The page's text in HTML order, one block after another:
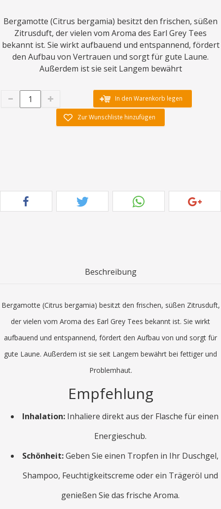
Bergamotte (Citrus bergamia) besitzt den frischen, süßen
Zitrusduft, der vielen vom Aroma des Earl Grey Tees
bekannt ist. Sie wirkt aufbauend und entspannend, fördert
den Aufbau von Vertrauen und sorgt für gute Laune.
Außerdem ist sie seit Langem bewährt
In den Warenkorb legen
Zur Wunschliste hinzufügen
Beschreibung
Bergamotte (Citrus bergamia) besitzt den frischen, süßen Zitrusduft,
der vielen vom Aroma des Earl Grey Tees bekannt ist. Sie wirkt
aufbauend und entspannend, fördert den Aufbau von und sorgt für
gute Laune. Außerdem ist sie seit Langem bewährt bei fettiger und
Problemhaut.
Empfehlung
Inhalation: Inhaliere direkt aus der Flasche für einen
Energieschub.
Schönheit:Geben Sie einen Tropfen in Ihr Duschgel,
Shampoo, Feuchtigkeitscreme oder ein Trägeröl und
genießen Sie das frische Aroma.